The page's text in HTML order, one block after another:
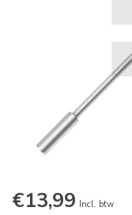
€13,99 Incl. btw